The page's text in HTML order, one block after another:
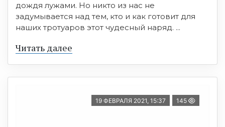
дождя лужами. Но никто из нас не
задумывается над тем, кто и как готовит для
наших тротуаров этот чудесный наряд. ...
Читать далее
19 ФЕВРАЛЯ 2021, 15:37 145